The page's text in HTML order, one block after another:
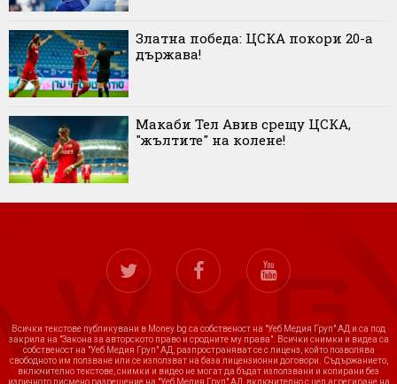
Златна победа: ЦСКА покори 20-а
държава!
Макаби Тел Авив срещу ЦСКА,
"жълтите" на колене!
Всички текстове публикувани в Money.bg са собственост на "Уеб Медия Груп" АД и са под
закрила на "Закона за авторското право и сродните му права". Всички снимки и видеа са
собственост на "Уеб Медия Груп" АД, разпространяват се с лиценз, който позволява
свободното им ползване или се използват на база лицензионни договори. Съдържанието,
включително текстове, снимки и видео не могат да бъдат използвани и копирани без
изричното писмено разрешение на "Уеб Медия Груп" АД, включително с цел агрегиране на